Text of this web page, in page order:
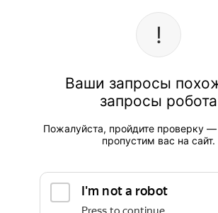
Ваши запросы
запросы робота
Пожалуйста, пройдите проверку
пропустим вас на сайт.